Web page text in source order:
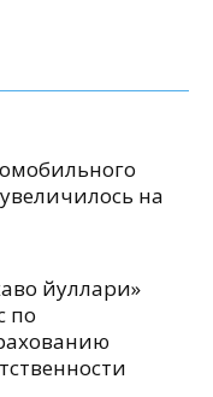
на
йуллари»
по